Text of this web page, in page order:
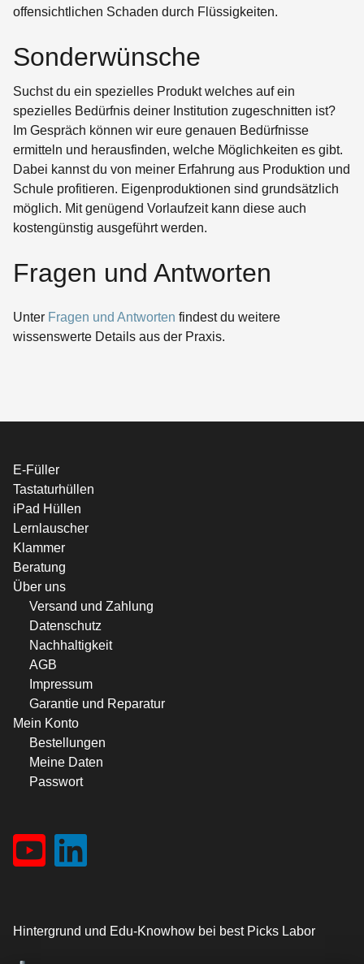
offensichtlichen Schaden durch Flüssigkeiten.
Sonderwünsche
Suchst du ein spezielles Produkt welches auf ein
spezielles Bedürfnis deiner Institution zugeschnitten ist?
Im Gespräch können wir eure genauen Bedürfnisse
ermitteln und herausfinden, welche Möglichkeiten es gibt.
Dabei kannst du von meiner Erfahrung aus Produktion und
Schule profitieren. Eigenproduktionen sind grundsätzlich
möglich. Mit genügend Vorlaufzeit kann diese auch
kostengünstig ausgeführt werden.
Fragen und Antworten
Unter Fragen und Antworten findest du weitere
wissenswerte Details aus der Praxis.
E-Füller
Tastaturhüllen
iPad Hüllen
Lernlauscher
Klammer
Beratung
Über uns
Versand und Zahlung
Datenschutz
Nachhaltigkeit
AGB
Impressum
Garantie und Reparatur
Mein Konto
Bestellungen
Meine Daten
Passwort
Hintergrund und Edu-Knowhow bei best Picks Labor